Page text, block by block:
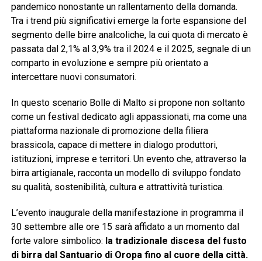
pandemico nonostante un rallentamento della domanda.
Tra i trend più significativi emerge la forte espansione del
segmento delle birre analcoliche, la cui quota di mercato è
passata dal 2,1% al 3,9% tra il 2024 e il 2025, segnale di un
comparto in evoluzione e sempre più orientato a
intercettare nuovi consumatori.
In questo scenario Bolle di Malto si propone non soltanto
come un festival dedicato agli appassionati, ma come una
piattaforma nazionale di promozione della filiera
brassicola, capace di mettere in dialogo produttori,
istituzioni, imprese e territori. Un evento che, attraverso la
birra artigianale, racconta un modello di sviluppo fondato
su qualità, sostenibilità, cultura e attrattività turistica.
L’evento inaugurale della manifestazione in programma il
30 settembre alle ore 15 sarà affidato a un momento dal
forte valore simbolico: la tradizionale discesa del fusto
di birra dal Santuario di Oropa fino al cuore della città.